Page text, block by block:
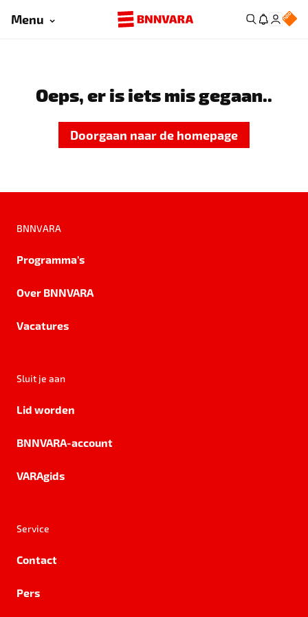
Menu
Oeps, er is iets mis gegaan..
Doorgaan naar de homepage
BNNVARA
Programma's
Over BNNVARA
Vacatures
Sluit je aan
Lid worden
BNNVARA-account
VARAgids
Service
Contact
Pers